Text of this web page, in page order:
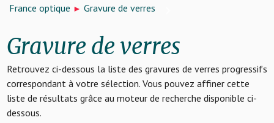
France optique Gravure de verres
Gravure de verres
Retrouvez ci-dessous la liste des gravures de verres progressifs
correspondant à votre sélection. Vous pouvez affiner cette
liste de résultats grâce au moteur de recherche disponible ci-
dessous.